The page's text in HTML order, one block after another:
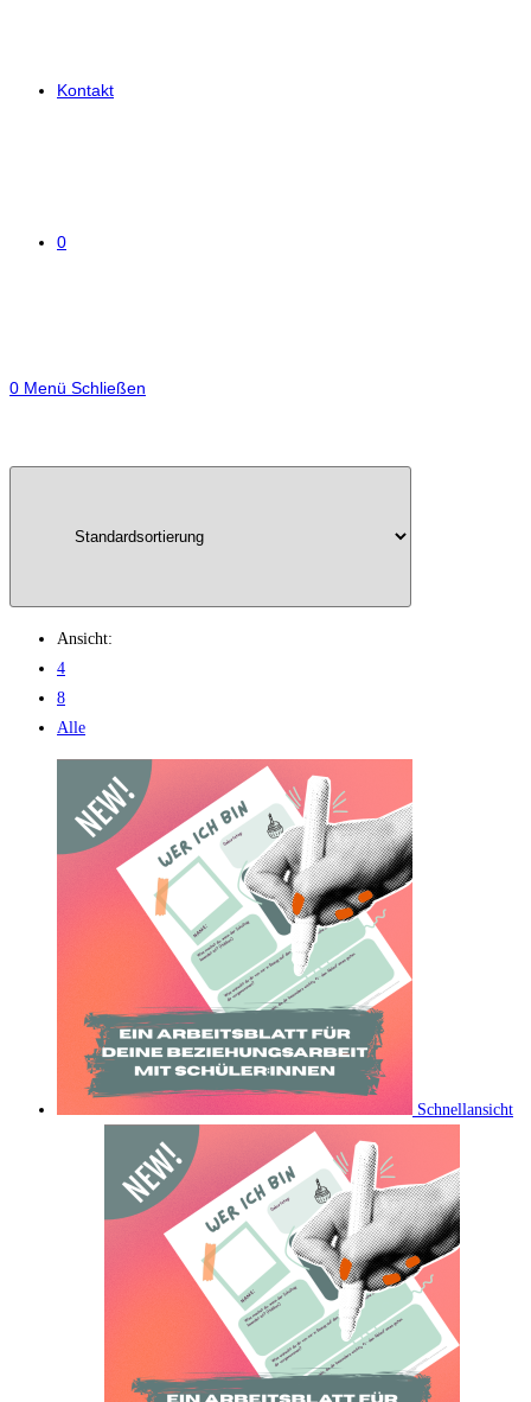
Kontakt
0
0 Menü Schließen
Ansicht:
4
8
Alle
Schnellansicht